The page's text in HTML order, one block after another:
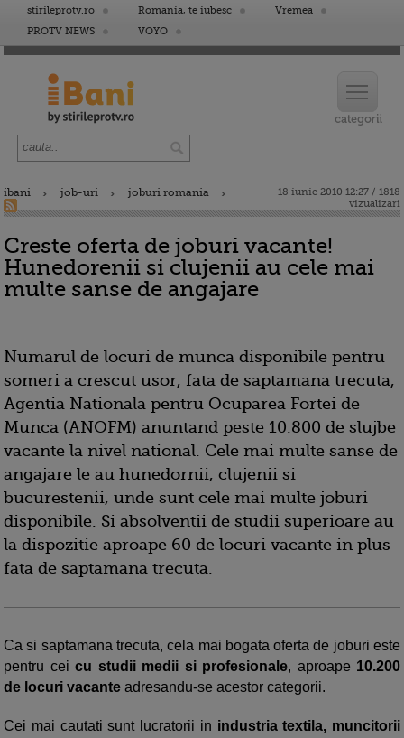
stirileprotv.ro Romania, te iubesc
Vremea
PROTV NEWS
VOYO
ibani job-uri joburi romania
18 iunie 2010 12:27 / 1818
vizualizari
Creste oferta de joburi vacante!
Hunedorenii si clujenii au cele mai
multe sanse de angajare
Numarul de locuri de munca disponibile pentru
someri a crescut usor, fata de saptamana trecuta,
Agentia Nationala pentru Ocuparea Fortei de
Munca (ANOFM) anuntand peste 10.800 de slujbe
vacante la nivel national. Cele mai multe sanse de
angajare le au hunedornii, clujenii si
bucurestenii, unde sunt cele mai multe joburi
disponibile. Si absolventii de studii superioare au
la dispozitie aproape 60 de locuri vacante in plus
fata de saptamana trecuta.
Ca si saptamana trecuta, cela mai bogata oferta de joburi este
pentru cei cu studii medii si profesionale, aproape 10.200
de locuri vacante adresandu-se acestor categorii.
Cei mai cautati sunt lucratorii in industria textila, muncitorii